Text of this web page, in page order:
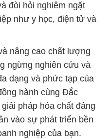
đòi hỏi nghiêm ngặt
như y học, điện tử và
nâng cao chất lượng
ngừng nghiên cứu và
dạng và phức tạp của
hành cùng Đắc
pháp hóa chất đáng
vào sự phát triển bền
nghiệp của bạn.